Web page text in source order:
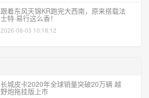
跟着东风天锦KR跑完大西南，原来搭载法
士特·易行这么香！
2026-08-03 10:18:12
长城皮卡2020年全球销量突破20万辆 越
野炮拖挂版上市